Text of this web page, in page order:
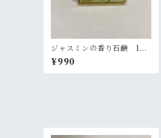
ジャスミンの香り石鹸 100
g
¥990